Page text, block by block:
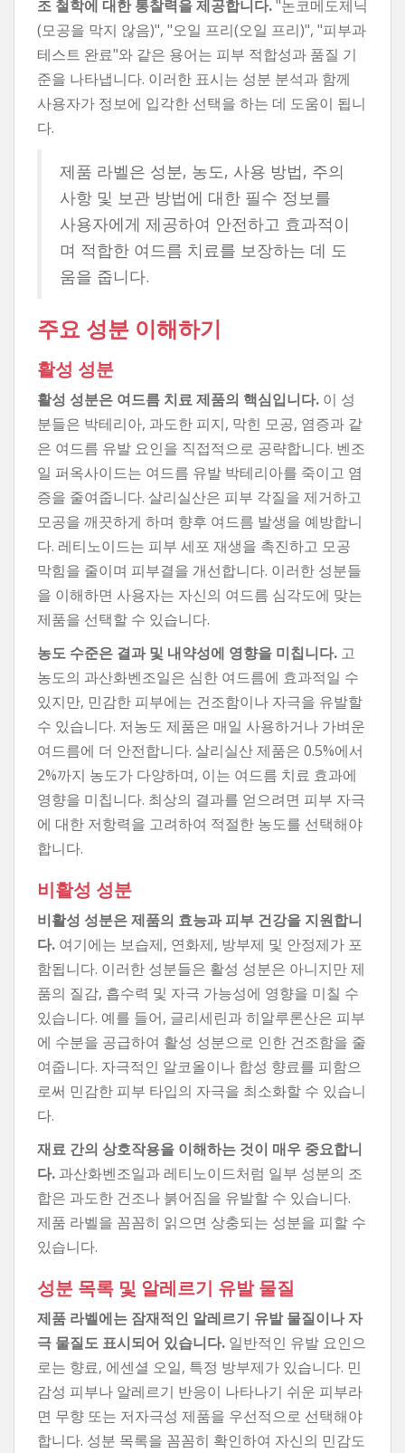
조 철학에 대한 통찰력을 제공합니다."논코메도제닉
(모공을 막지 않음)", "오일 프리(오일 프리)", "피부과
테스트 완료"와 같은 용어는 피부 적합성과 품질 기
준을 나타냅니다. 이러한 표시는 성분 분석과 함께
사용자가 정보에 입각한 선택을 하는 데 도움이 됩니
다.
제품 라벨은 성분, 농도, 사용 방법, 주의
사항 및 보관 방법에 대한 필수 정보를
사용자에게 제공하여 안전하고 효과적이
며 적합한 여드름 치료를 보장하는 데 도
움을 줍니다.
주요 성분 이해하기
활성 성분
활성 성분은 여드름 치료 제품의 핵심입니다. 이 성
분들은 박테리아, 과도한 피지, 막힌 모공, 염증과 같
은 여드름 유발 요인을 직접적으로 공략합니다. 벤조
일 퍼옥사이드는 여드름 유발 박테리아를 죽이고 염
증을 줄여줍니다. 살리실산은 피부 각질을 제거하고
모공을 깨끗하게 하며 향후 여드름 발생을 예방합니
다. 레티노이드는 피부 세포 재생을 촉진하고 모공
막힘을 줄이며 피부결을 개선합니다. 이러한 성분들
을 이해하면 사용자는 자신의 여드름 심각도에 맞는
제품을 선택할 수 있습니다.
농도 수준은 결과 및 내약성에 영향을 미칩니다. 고
농도의 과산화벤조일은 심한 여드름에 효과적일 수
있지만, 민감한 피부에는 건조함이나 자극을 유발할
수 있습니다. 저농도 제품은 매일 사용하거나 가벼운
여드름에 더 안전합니다. 살리실산 제품은 0.5%에서
2%까지 농도가 다양하며, 이는 여드름 치료 효과에
영향을 미칩니다. 최상의 결과를 얻으려면 피부 자극
에 대한 저항력을 고려하여 적절한 농도를 선택해야
합니다.
비활성 성분
비활성 성분은 제품의 효능과 피부 건강을 지원합니
다. 여기에는 보습제, 연화제, 방부제 및 안정제가 포
함됩니다. 이러한 성분들은 활성 성분은 아니지만 제
품의 질감, ​​흡수력 및 자극 가능성에 영향을 미칠 수
있습니다. 예를 들어, 글리세린과 히알루론산은 피부
에 수분을 공급하여 활성 성분으로 인한 건조함을 줄
여줍니다. 자극적인 알코올이나 합성 향료를 피함으
로써 민감한 피부 타입의 자극을 최소화할 수 있습니
다.
재료 간의 상호작용을 이해하는 것이 매우 중요합니
다. 과산화벤조일과 레티노이드처럼 일부 성분의 조
합은 과도한 건조나 붉어짐을 유발할 수 있습니다.
제품 라벨을 꼼꼼히 읽으면 상충되는 성분을 피할 수
있습니다.
성분 목록 및 알레르기 유발 물질
제품 라벨에는 잠재적인 알레르기 유발 물질이나 자
극 물질도 표시되어 있습니다. 일반적인 유발 요인으
로는 향료, 에센셜 오일, 특정 방부제가 있습니다. 민
감성 피부나 알레르기 반응이 나타나기 쉬운 피부라
면 무향 또는 저자극성 제품을 우선적으로 선택해야
합니다. 성분 목록을 꼼꼼히 확인하여 자신의 민감도